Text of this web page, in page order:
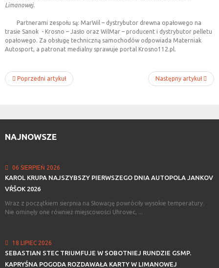
KONTAKT
Limanowej.
Partnerami zespołu są: MarWil – dystrybutor drewna opałowego na
trasie Sanok - Krosno – Jasło oraz WilMar – producent i dystrybutor pelletu
opałowego. Za obsługę techniczną samochodów odpowiada Materniak
Autosport, a patronat medialny sprawuje portal Krosno112.pl.
Poprzedni artykuł Następny artykuł
NAJNOWSZE
06 SIERPIEŃ 2026
KAROL KRUPA NAJSZYBSZY PIERWSZEGO DNIA AUTOPOLA JANKOV
VŔŠOK 2026
Wraz z początkiem sierpnia na Słowację powróciły wysokie temperatury.
Nie ominęły one również miejscowości Uhrovec, ...
18 LIPIEC 2026
SEBASTIAN STEC TRIUMFUJE W SOBOTNIEJ RUNDZIE GSMP.
KAPRYŚNA POGODA ROZDAWAŁA KARTY W LIMANOWEJ